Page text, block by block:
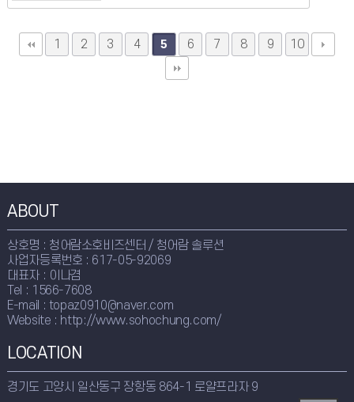
1 2 3 4 5 6 7 8 9 10
ABOUT
상호명 : 청어람소호비즈센터 / 청어람 솔루션
사업자등록번호 : 617-05-92069
대표자 : 이나겸
Tel : 1566-7608
E-mail : topaz0910@naver.com
Website : http://www.sohochung.com/
LOCATION
경기도 고양시 일산동구 장항동 864-1 로얄프라자 9